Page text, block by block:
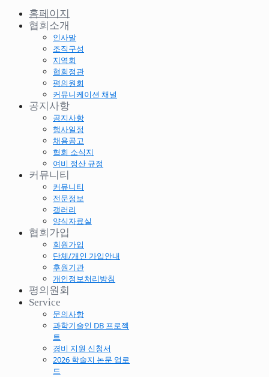
홈페이지
협회소개
인사말
조직구성
지역회
협회정관
평의원회
커뮤니케이션 채널
공지사항
공지사항
행사일정
채용공고
협회 소식지
여비 정산 규정
커뮤니티
커뮤니티
전문정보
갤러리
양식자료실
협회가입
회원가입
단체/개인 가입안내
후원기관
개인정보처리방침
평의원회
Service
문의사항
과학기술인 DB 프로젝
트
경비 지원 신청서
2026 학술지 논문 업로
드